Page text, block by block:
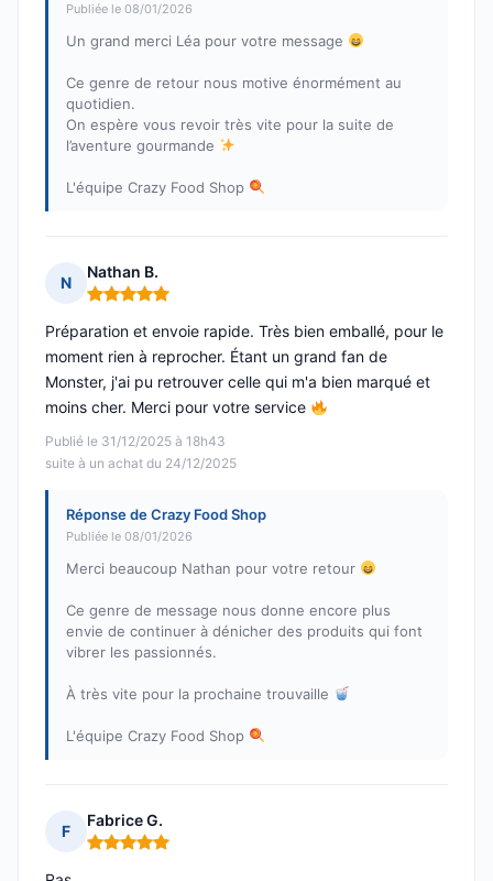
Publiée le 08/01/2026
Un grand merci Léa pour votre message
Ce genre de retour nous motive énormément au
quotidien.
On espère vous revoir très vite pour la suite de
l’aventure gourmande
L'équipe Crazy Food Shop
N
Nathan B.
Note : 5 sur 5
Publié le 31/12/2025 à 18h43
suite à un achat du 24/12/2025
Préparation et envoie rapide. Très bien emballé, pour le
moment rien à reprocher. Étant un grand fan de
Monster, j'ai pu retrouver celle qui m'a bien marqué et
moins cher. Merci pour votre service
Réponse de Crazy Food Shop
Publiée le 08/01/2026
Merci beaucoup Nathan pour votre retour
Ce genre de message nous donne encore plus
envie de continuer à dénicher des produits qui font
vibrer les passionnés.
À très vite pour la prochaine trouvaille
L'équipe Crazy Food Shop
F
Fabrice G.
Note : 5 sur 5